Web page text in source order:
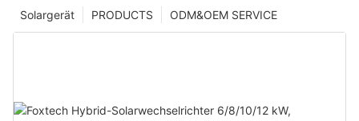
ODM&OEM SERVICE
PRODUCTS
Solargerät